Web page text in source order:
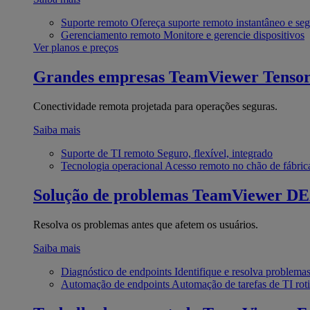
Suporte remoto Ofereça suporte remoto instantâneo e
Gerenciamento remoto Monitore e gerencie dispositivos
Ver planos e preços
Grandes empresas TeamViewer Tensor
Conectividade remota projetada para operações seguras.
Saiba mais
Suporte de TI remoto Seguro, flexível, integrado
Tecnologia operacional Acesso remoto no chão de
Solução de problemas TeamViewer
Resolva os problemas antes que afetem os usuários.
Saiba mais
Diagnóstico de endpoints Identifique e resolva problemas
Automação de endpoints Automação de tarefas de TI